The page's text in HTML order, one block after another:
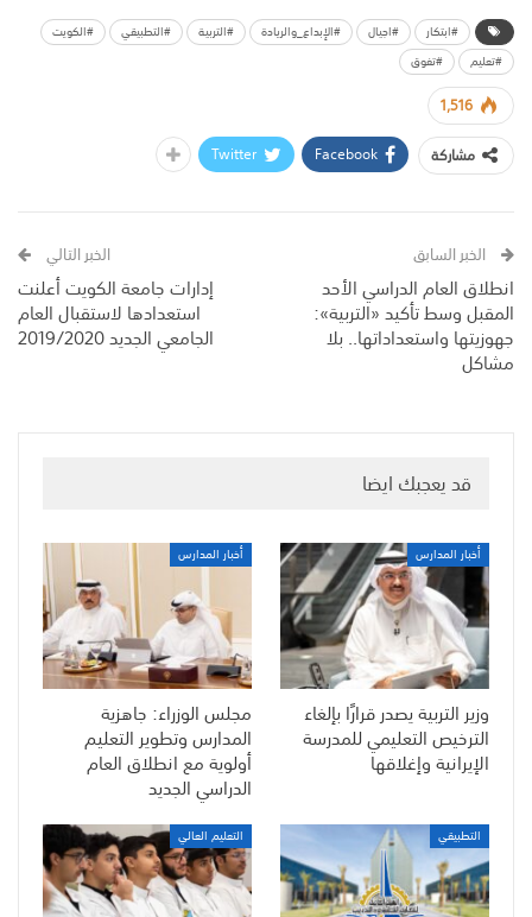
#ابتكار #اجيال #الإبداع_والريادة #التربية #التطبيقي
#الكويت
#تعليم
#تفوق
1,516
مشاركة
Facebook
Twitter
الخبر السابق
انطلاق العام الدراسي الأحد
المقبل وسط تأكيد «التربية»:
جهوزيتها واستعداداتها.. بلا
مشاكل
الخبر التالي
إدارات جامعة الكويت أعلنت
استعدادها لاستقبال العام
الجامعي الجديد 2019/2020
قد يعجبك ايضا
أخبار المدارس
وزير التربية يصدر قرارًا بإلغاء
الترخيص التعليمي للمدرسة
الإيرانية وإغلاقها
أخبار المدارس
مجلس الوزراء: جاهزية
المدارس وتطوير التعليم
أولوية مع انطلاق العام
الدراسي الجديد
التطبيقي التعليم العالي